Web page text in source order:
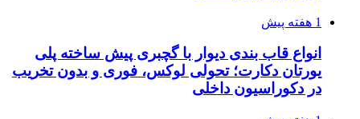
1 هفته پیش
انواع قاب بندی دیوار با گچبری پیش ساخته پلی
یورتان دکارت؛ تحولی لوکس، فوری و بدون تخریب
در دکوراسیون داخلی